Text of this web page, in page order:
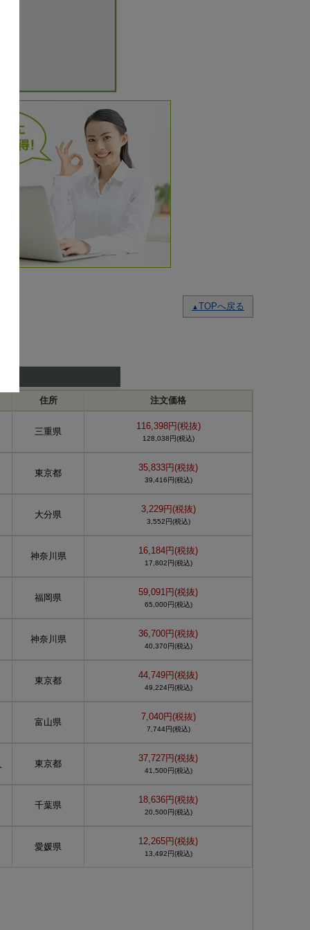
▲TOPへ戻る
住所 注文価格
三重県
116,398円(税抜)
128,038円(税込)
東京都
35,833円(税抜)
39,416円(税込)
大分県
3,229円(税抜)
3,552円(税込)
神奈川県
16,184円(税抜)
17,802円(税込)
福岡県
59,091円(税抜)
65,000円(税込)
神奈川県
36,700円(税抜)
40,370円(税込)
東京都
44,749円(税抜)
49,224円(税込)
富山県
7,040円(税抜)
7,744円(税込)
東京都
37,727円(税抜)
41,500円(税込)
千葉県
18,636円(税抜)
20,500円(税込)
愛媛県
12,265円(税抜)
13,492円(税込)